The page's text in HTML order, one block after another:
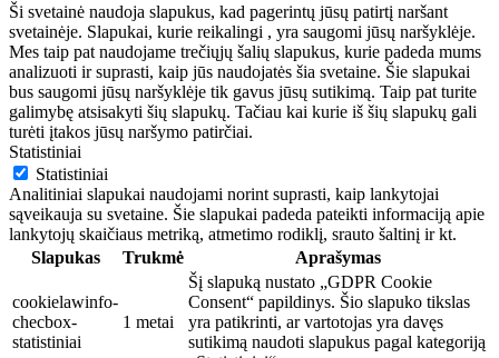
Ši svetainė naudoja slapukus, kad pagerintų jūsų patirtį naršant
svetainėje. Slapukai, kurie reikalingi , yra saugomi jūsų naršyklėje.
Mes taip pat naudojame trečiųjų šalių slapukus, kurie padeda mums
analizuoti ir suprasti, kaip jūs naudojatės šia svetaine. Šie slapukai
bus saugomi jūsų naršyklėje tik gavus jūsų sutikimą. Taip pat turite
galimybę atsisakyti šių slapukų. Tačiau kai kurie iš šių slapukų gali
turėti įtakos jūsų naršymo patirčiai.
Statistiniai
Statistiniai
Analitiniai slapukai naudojami norint suprasti, kaip lankytojai
sąveikauja su svetaine. Šie slapukai padeda pateikti informaciją apie
lankytojų skaičiaus metriką, atmetimo rodiklį, srauto šaltinį ir kt.
Slapukas
Trukmė Aprašymas
cookielawinfo-
checbox-
statistiniai
1 metai
Šį slapuką nustato „GDPR Cookie
Consent“ papildinys. Šio slapuko tikslas
yra patikrinti, ar vartotojas yra davęs
sutikimą naudoti slapukus pagal kategoriją